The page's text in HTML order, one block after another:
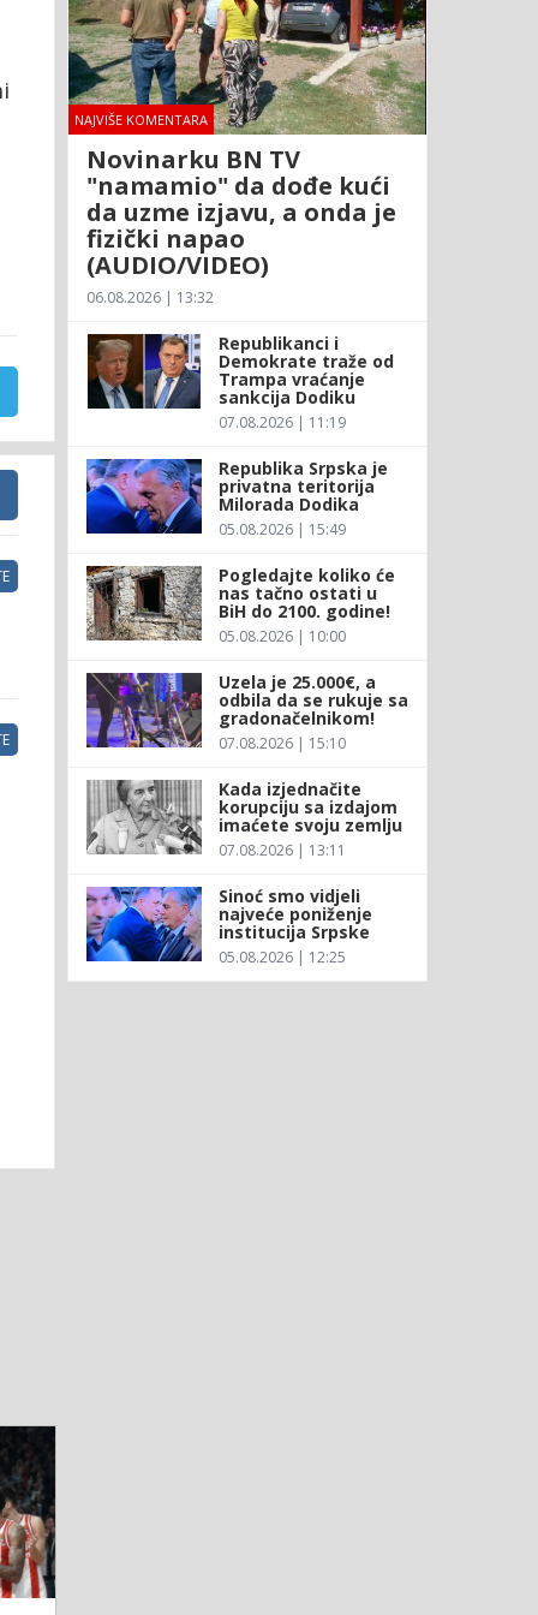
NAJVIŠE KOMENTARA
Novinarku BN TV
"namamio" da dođe kući
da uzme izjavu, a onda je
fizički napao
(AUDIO/VIDEO)
06.08.2026 | 13:32
Republikanci i
Demokrate traže od
Trampa vraćanje
sankcija Dodiku
07.08.2026 | 11:19
Republika Srpska je
privatna teritorija
Milorada Dodika
05.08.2026 | 15:49
Pogledajte koliko će
nas tačno ostati u
BiH do 2100. godine!
05.08.2026 | 10:00
Uzela je 25.000€, a
odbila da se rukuje sa
gradonačelnikom!
07.08.2026 | 15:10
Kada izjednačite
korupciju sa izdajom
imaćete svoju zemlju
07.08.2026 | 13:11
Sinoć smo vidjeli
najveće poniženje
institucija Srpske
05.08.2026 | 12:25